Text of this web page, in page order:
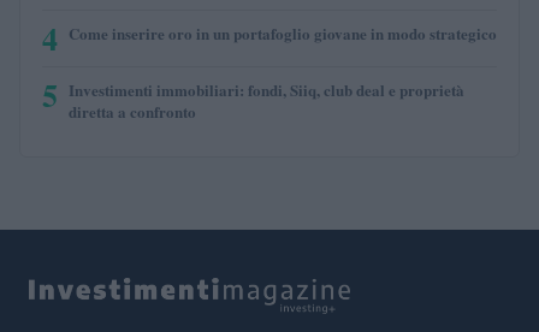
4 Come inserire oro in un portafoglio giovane in modo strategico
5 Investimenti immobiliari: fondi, Siiq, club deal e proprietà
diretta a confronto